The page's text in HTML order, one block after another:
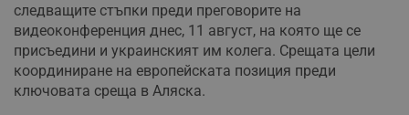
следващите стъпки преди преговорите на
видеоконференция днес, 11 август, на която ще се
присъедини и украинският им колега. Срещата цели
координиране на европейската позиция преди
ключовата среща в Аляска.